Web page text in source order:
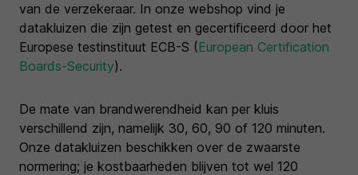
van de verzekeraar. In onze webshop vind je
datakluizen die zijn getest en gecertificeerd door het
Europese testinstituut ECB-S (European Certification
Boards-Security).
De mate van brandwerendheid kan per kluis
verschillend zijn, namelijk 30, 60, 90 of 120 minuten.
Onze datakluizen beschikken over de zwaarste
normering; je kostbaarheden blijven tot wel 120